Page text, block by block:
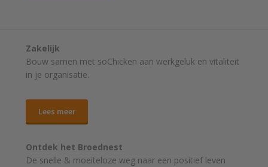
Zakelijk
Bouw samen met soChicken aan werkgeluk en vitaliteit
in je organisatie.
Lees meer
Ontdek het Broednest
De snelle & moeiteloze weg naar een positief leven